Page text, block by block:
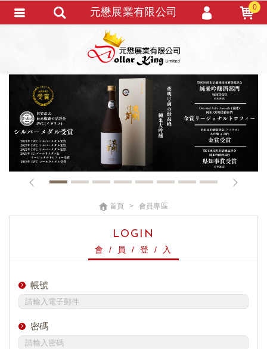
首頁 會員專區
LOGIN
會 / 員 / 登 / 入
帳號
密碼
元懋展業有限公司 0
會員登入
會員註冊
忘記密碼
訂單查詢
TRACK LISTING 追 / 蹤 / 清 / 單
匯款通知